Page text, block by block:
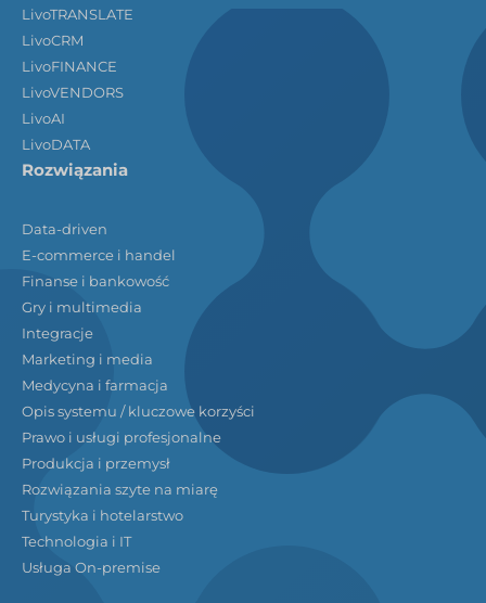
LivoTRANSLATE
LivoCRM
LivoFINANCE
LivoVENDORS
LivoAI
LivoDATA
Rozwiązania
Data-driven
E-commerce i handel
Finanse i bankowość
Gry i multimedia
Integracje
Marketing i media
Medycyna i farmacja
Opis systemu / kluczowe korzyści
Prawo i usługi profesjonalne
Produkcja i przemysł
Rozwiązania szyte na miarę
Turystyka i hotelarstwo
Technologia i IT
Usługa On-premise